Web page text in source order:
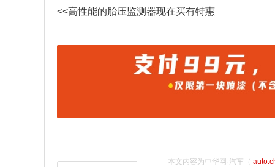
<<高性能的胎压监测器现在买有特惠
本文内容为中华网·汽车（